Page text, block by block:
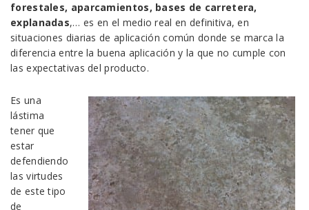
forestales, aparcamientos, bases de carretera,
explanadas,… es en el medio real en definitiva, en
situaciones diarias de aplicación común donde se marca la
diferencia entre la buena aplicación y la que no cumple con
las expectativas del producto.
Es una
lástima
tener que
estar
defendiendo
las virtudes
de este tipo
de